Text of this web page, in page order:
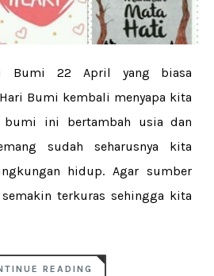
Bumi 22 April yang biasa
Bumi kembali menyapa kita
bumi ini bertambah usia dan
sudah seharusnya kita
hidup. Agar sumber
terkuras sehingga kita
READING